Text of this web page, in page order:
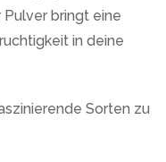
bringt eine
in deine
Sorten zu